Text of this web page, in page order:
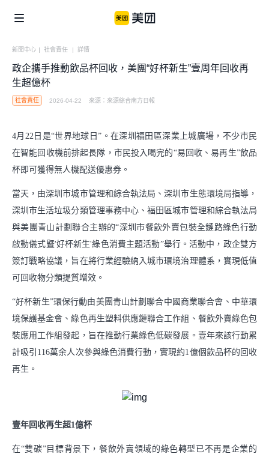
企業社會責任
便利用戶生活
騎手關懷與發展
湧現新職業
產業
支持小商戶發展
社會
推動綠色消費
參與應急救災
美團公益
青山科技基金
信息公開
食品安全
闢謠公告
新聞中心 | 社會責任 | 詳情
政企攜手推動飲品杯回收，美團“好杯新生”壹周年回收再
生超億杯
社會責任 2026-04-22 來源 ： 來源綜合南方日報
4月22日是“世界地球日”。在深圳福田區深業上城廣場，不少市民
在智能回收機前排起長隊，市民投入喝完的“易回收、易再生”飲品
杯即可獲得無人機配送優惠券。
當天，由深圳市城市管理和綜合執法局、深圳市生態環境局指導，
深圳市生活垃圾分類管理事務中心、福田區城市管理和綜合執法局
與美團青山計劃聯合主辦的“深圳市餐飲外賣包裝全鏈路綠色行動
啟動儀式暨'好杯新生'綠色消費主題活動”舉行。活動中，政企雙方
簽訂戰略協議，旨在將行業經驗納入城市環境治理體系，實現低值
可回收物分類提質增效。
“好杯新生”環保行動由美團青山計劃聯合中國商業聯合會、中華環
境保護基金會、綠色再生塑料供應鏈聯合工作組、餐飲外賣綠色包
裝應用工作組發起，旨在推動行業綠色低碳發展。壹年來該行動累
計吸引116萬余人次參與綠色消費行動，實現約1億個飲品杯的回收
再生。
壹年回收再生超1億杯
在“雙碳”目標背景下，餐飲外賣領域的綠色轉型已不再是企業的